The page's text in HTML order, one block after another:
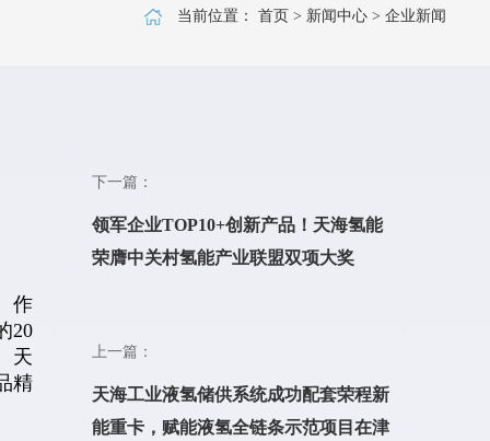
当前位置： 首页 > 新闻中心> 企业新闻
作
20
天
精
下一篇：
领军企业TOP10+创新产品！天海氢能
荣膺中关村氢能产业联盟双项大奖
上一篇：
天海工业液氢储供系统成功配套荣程新
能重卡，赋能液氢全链条示范项目在津